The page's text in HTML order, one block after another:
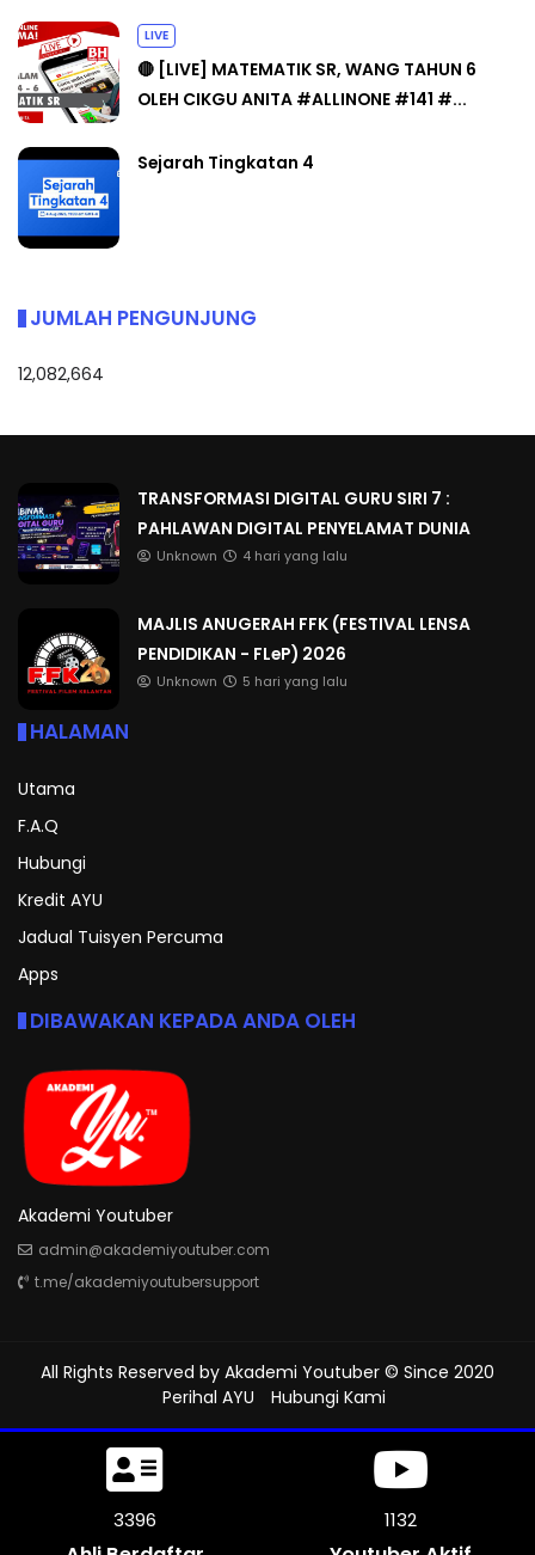
LIVE
🔴 [LIVE] MATEMATIK SR, WANG TAHUN 6
OLEH CIKGU ANITA #ALLINONE #141 #...
Sejarah Tingkatan 4
JUMLAH PENGUNJUNG
12,082,664
TRANSFORMASI DIGITAL GURU SIRI 7 :
PAHLAWAN DIGITAL PENYELAMAT DUNIA
Unknown 4 hari yang lalu
MAJLIS ANUGERAH FFK (FESTIVAL LENSA
PENDIDIKAN - FLeP) 2026
Unknown 5 hari yang lalu
HALAMAN
Utama
F.A.Q
Hubungi
Kredit AYU
Jadual Tuisyen Percuma
Apps
DIBAWAKAN KEPADA ANDA OLEH
Akademi Youtuber
admin@akademiyoutuber.com
t.me/akademiyoutubersupport
All Rights Reserved by Akademi Youtuber © Since 2020
Perihal AYU
Hubungi Kami
3783 1261